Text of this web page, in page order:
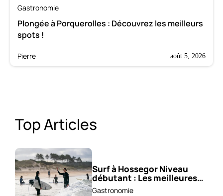
Gastronomie
Plongée à Porquerolles : Découvrez les meilleurs
spots !
Pierre août 5, 2026
Top Articles
Surf à Hossegor Niveau
débutant : Les meilleures
écoles !
Gastronomie